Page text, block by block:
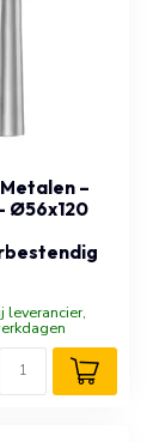
–
Ø56x120
leverancier,